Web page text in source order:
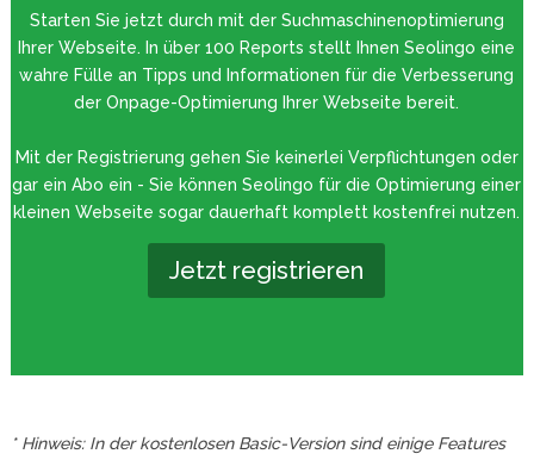
Starten Sie jetzt durch mit der Suchmaschinenoptimierung
Ihrer Webseite. In über 100 Reports stellt Ihnen Seolingo eine
wahre Fülle an Tipps und Informationen für die Verbesserung
der Onpage-Optimierung Ihrer Webseite bereit.
Mit der Registrierung gehen Sie keinerlei Verpflichtungen oder
gar ein Abo ein - Sie können Seolingo für die Optimierung einer
kleinen Webseite sogar dauerhaft komplett kostenfrei nutzen.
Jetzt registrieren
* Hinweis: In der kostenlosen Basic-Version sind einige Features